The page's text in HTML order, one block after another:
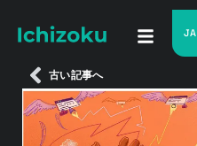
JA
古い記事へ